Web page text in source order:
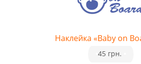
Наклейка «Baby on
45 грн.